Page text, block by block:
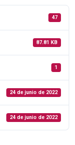
47
87.81 KB
1
24 de junio de 2022
24 de junio de 2022